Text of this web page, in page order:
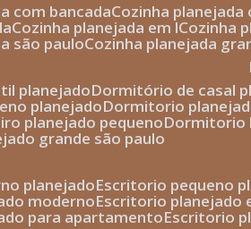
com bancada cozinha planejada
cozinha planejada em l cozinha
são paulo cozinha planejada
planejado
dormitório de casal
planejado dormitorio
planejado pequeno
grande são paulo
planejado escritorio pequeno
moderno escritorio planejado
para apartamento escritorio